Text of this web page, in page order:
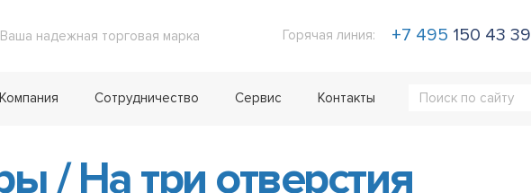
Ваша надежная торговая марка Горячая линия: +7 495 150 43 39
Компания Сотрудничество Сервис Контакты
/На три отверстия